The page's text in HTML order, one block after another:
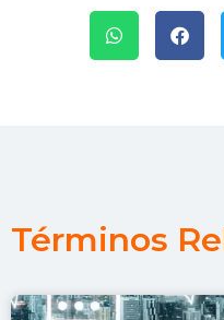
Términos